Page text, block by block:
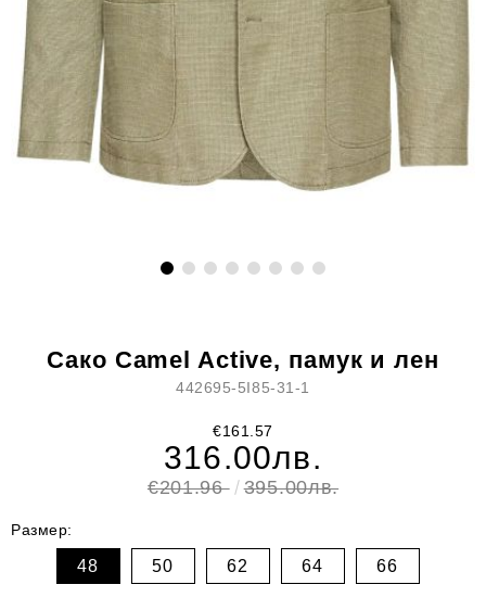
Сако Camel Active, памук и лен
442695-5I85-31-1
€161.57
316.00лв.
€201.96 395.00лв.
Размер:
48 50 62 64 66